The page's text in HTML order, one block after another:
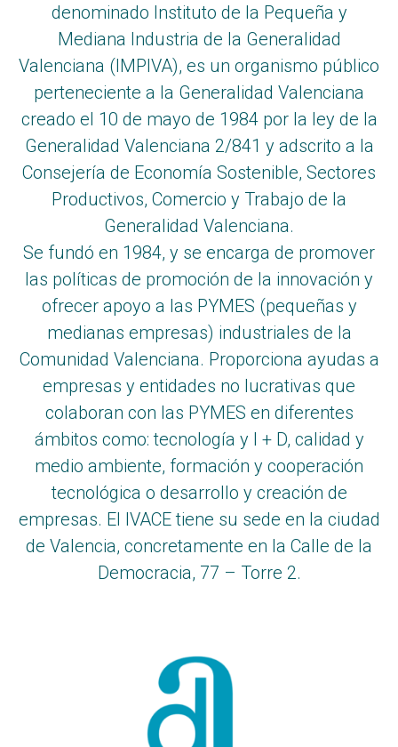
denominado Instituto de la Pequeña y
Mediana Industria de la Generalidad
Valenciana (IMPIVA), es un organismo público
perteneciente a la Generalidad Valenciana
creado el 10 de mayo de 1984 por la ley de la
Generalidad Valenciana 2/841​ y adscrito a la
Consejería de Economía Sostenible, Sectores
Productivos, Comercio y Trabajo de la
Generalidad Valenciana.
Se fundó en 1984, y se encarga de promover
las políticas de promoción de la innovación y
ofrecer apoyo a las PYMES (pequeñas y
medianas empresas) industriales de la
Comunidad Valenciana. Proporciona ayudas a
empresas y entidades no lucrativas que
colaboran con las PYMES en diferentes
ámbitos como: tecnología y I + D, calidad y
medio ambiente, formación y cooperación
tecnológica o desarrollo y creación de
empresas. El IVACE tiene su sede en la ciudad
de Valencia, concretamente en la Calle de la
Democracia, 77 – Torre 2.